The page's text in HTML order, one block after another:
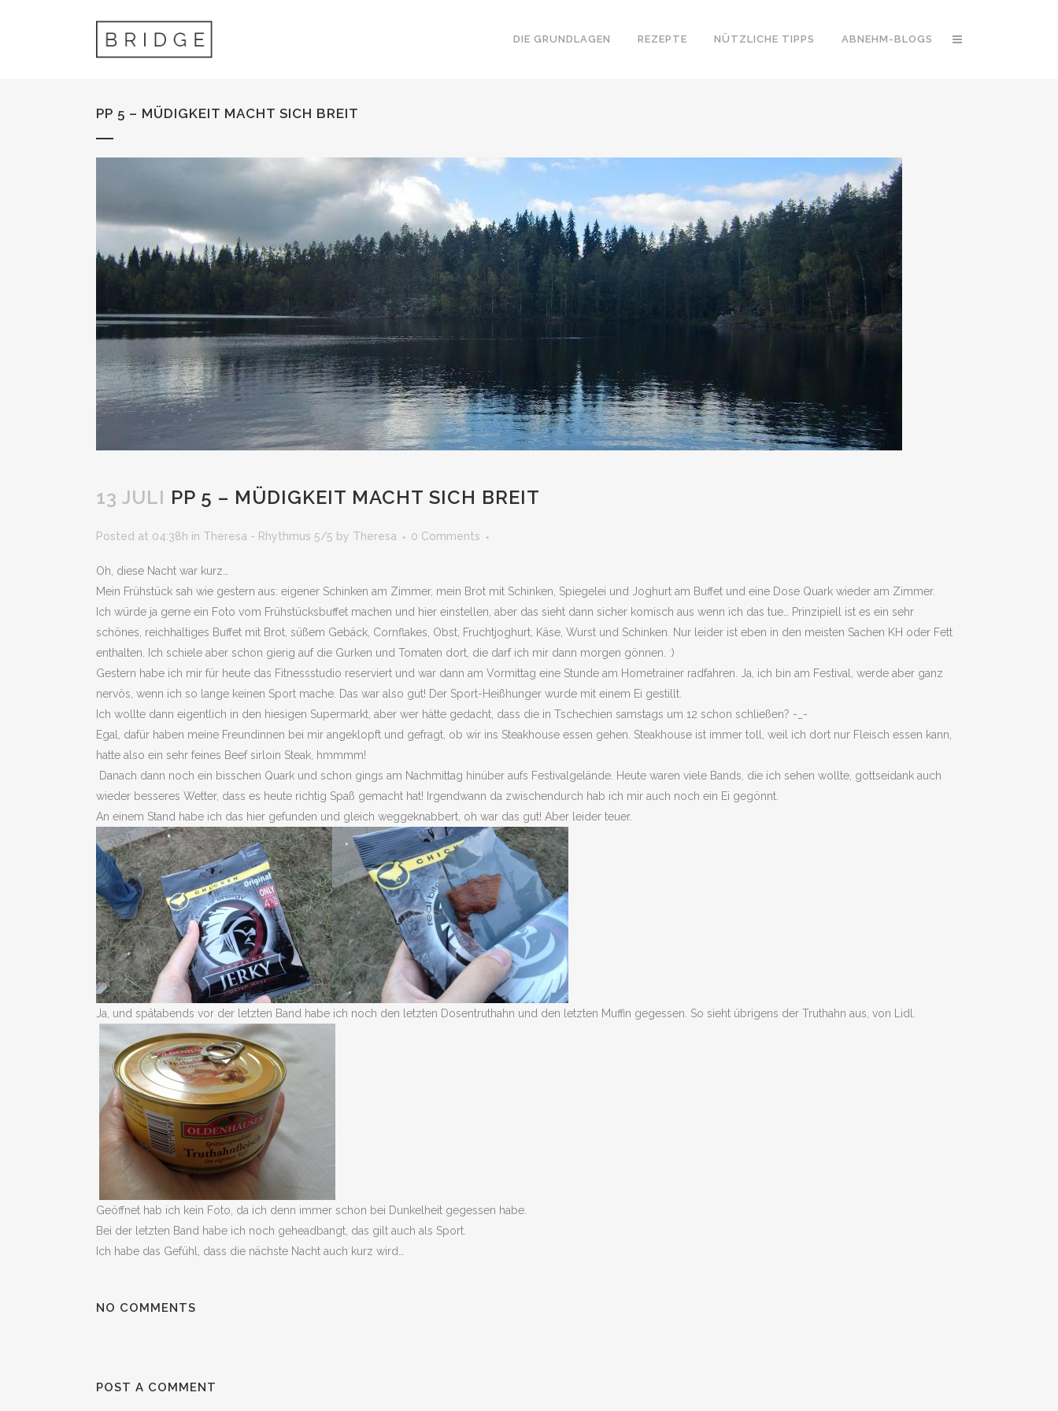
DIE GRUNDLAGEN REZEPTE NÜTZLICHE TIPPS ABNEHM-BLOGS
PP 5 – MÜDIGKEIT MACHT SICH BREIT
13 JULI PP 5 – MÜDIGKEIT MACHT SICH BREIT
Posted at 04:38h in Theresa - Rhythmus 5/5 by Theresa 0 Comments
Oh, diese Nacht war kurz…
Mein Frühstück sah wie gestern aus: eigener Schinken am Zimmer, mein Brot mit Schinken, Spiegelei und Joghurt am Buffet und eine Dose Quark wieder am Zimmer.
Ich würde ja gerne ein Foto vom Frühstücksbuffet machen und hier einstellen, aber das sieht dann sicher komisch aus wenn ich das tue… Prinzipiell ist es ein sehr
schönes, reichhaltiges Buffet mit Brot, süßem Gebäck, Cornflakes, Obst, Fruchtjoghurt, Käse, Wurst und Schinken. Nur leider ist eben in den meisten Sachen KH oder Fett
enthalten. Ich schiele aber schon gierig auf die Gurken und Tomaten dort, die darf ich mir dann morgen gönnen. :)
Gestern habe ich mir für heute das Fitnessstudio reserviert und war dann am Vormittag eine Stunde am Hometrainer radfahren. Ja, ich bin am Festival, werde aber ganz
nervös, wenn ich so lange keinen Sport mache. Das war also gut! Der Sport-Heißhunger wurde mit einem Ei gestillt.
Ich wollte dann eigentlich in den hiesigen Supermarkt, aber wer hätte gedacht, dass die in Tschechien samstags um 12 schon schließen? -_-
Egal, dafür haben meine Freundinnen bei mir angeklopft und gefragt, ob wir ins Steakhouse essen gehen. Steakhouse ist immer toll, weil ich dort nur Fleisch essen kann,
hatte also ein sehr feines Beef sirloin Steak, hmmmm!
Danach dann noch ein bisschen Quark und schon gings am Nachmittag hinüber aufs Festivalgelände. Heute waren viele Bands, die ich sehen wollte, gottseidank auch
wieder besseres Wetter, dass es heute richtig Spaß gemacht hat! Irgendwann da zwischendurch hab ich mir auch noch ein Ei gegönnt.
An einem Stand habe ich das hier gefunden und gleich weggeknabbert, oh war das gut! Aber leider teuer.
Ja, und spätabends vor der letzten Band habe ich noch den letzten Dosentruthahn und den letzten Muffin gegessen. So sieht übrigens der Truthahn aus, von Lidl.
Geöffnet hab ich kein Foto, da ich denn immer schon bei Dunkelheit gegessen habe.
Bei der letzten Band habe ich noch geheadbangt, das gilt auch als Sport.
Ich habe das Gefühl, dass die nächste Nacht auch kurz wird…
NO COMMENTS
POST A COMMENT